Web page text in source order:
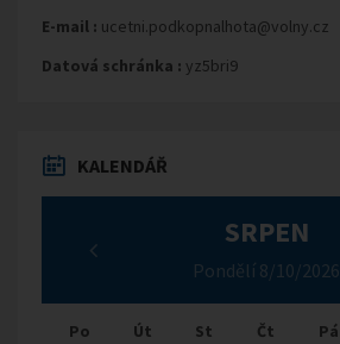
E-mail : ucetni.podkopnalhota@volny.cz
Datová schránka : yz5bri9
KALENDÁŘ
SRPEN
Pondělí 8/10/2026
Po Út St Čt Pá